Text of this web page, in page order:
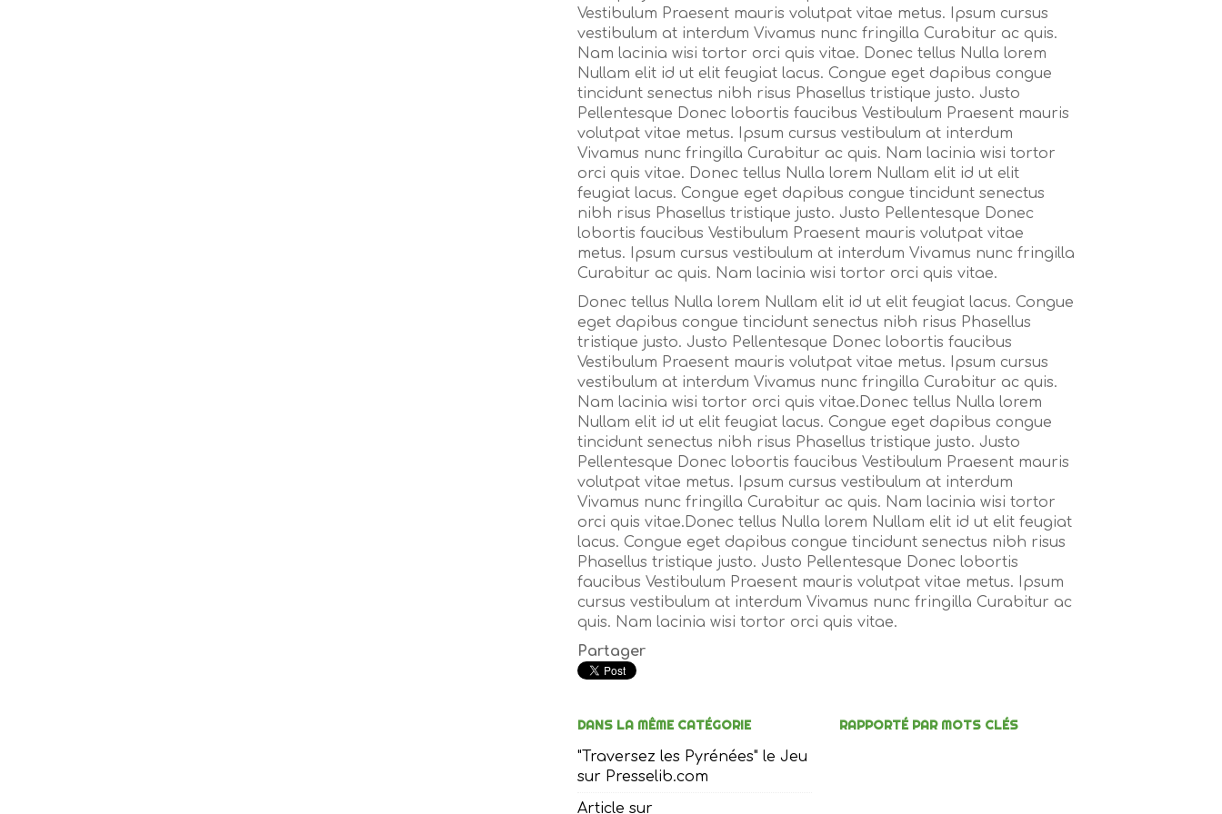
Vestibulum Praesent mauris volutpat vitae metus. Ipsum cursus
vestibulum at interdum Vivamus nunc fringilla Curabitur ac quis.
Nam lacinia wisi tortor orci quis vitae. Donec tellus Nulla lorem
Nullam elit id ut elit feugiat lacus. Congue eget dapibus congue
tincidunt senectus nibh risus Phasellus tristique justo. Justo
Pellentesque Donec lobortis faucibus Vestibulum Praesent mauris
volutpat vitae metus. Ipsum cursus vestibulum at interdum
Vivamus nunc fringilla Curabitur ac quis. Nam lacinia wisi tortor
orci quis vitae. Donec tellus Nulla lorem Nullam elit id ut elit
feugiat lacus. Congue eget dapibus congue tincidunt senectus
nibh risus Phasellus tristique justo. Justo Pellentesque Donec
lobortis faucibus Vestibulum Praesent mauris volutpat vitae
metus. Ipsum cursus vestibulum at interdum Vivamus nunc fringilla
Curabitur ac quis. Nam lacinia wisi tortor orci quis vitae.
Donec tellus Nulla lorem Nullam elit id ut elit feugiat lacus. Congue
eget dapibus congue tincidunt senectus nibh risus Phasellus
tristique justo. Justo Pellentesque Donec lobortis faucibus
Vestibulum Praesent mauris volutpat vitae metus. Ipsum cursus
vestibulum at interdum Vivamus nunc fringilla Curabitur ac quis.
Nam lacinia wisi tortor orci quis vitae.Donec tellus Nulla lorem
Nullam elit id ut elit feugiat lacus. Congue eget dapibus congue
tincidunt senectus nibh risus Phasellus tristique justo. Justo
Pellentesque Donec lobortis faucibus Vestibulum Praesent mauris
volutpat vitae metus. Ipsum cursus vestibulum at interdum
Vivamus nunc fringilla Curabitur ac quis. Nam lacinia wisi tortor
orci quis vitae.Donec tellus Nulla lorem Nullam elit id ut elit feugiat
lacus. Congue eget dapibus congue tincidunt senectus nibh risus
Phasellus tristique justo. Justo Pellentesque Donec lobortis
faucibus Vestibulum Praesent mauris volutpat vitae metus. Ipsum
cursus vestibulum at interdum Vivamus nunc fringilla Curabitur ac
quis. Nam lacinia wisi tortor orci quis vitae.
Partager
DANS LA MÊME CATÉGORIE
"Traversez les Pyrénées" le Jeu
sur Presselib.com
Article sur
RAPPORTÉ PAR MOTS CLÉS